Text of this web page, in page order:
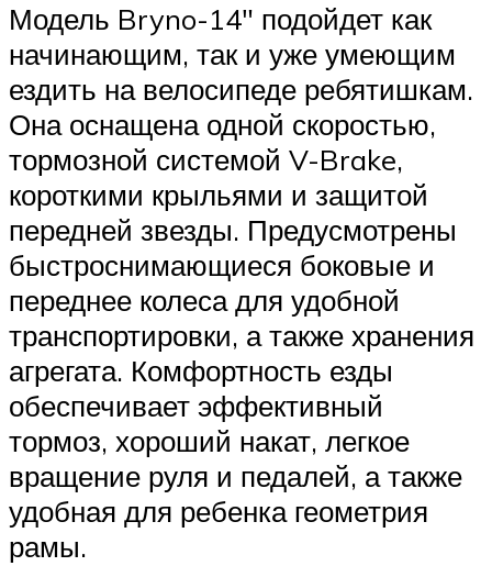
Модель Bryno-14″ подойдет как
начинающим, так и уже умеющим
ездить на велосипеде ребятишкам.
Она оснащена одной скоростью,
тормозной системой V-Brake,
короткими крыльями и защитой
передней звезды. Предусмотрены
быстроснимающиеся боковые и
переднее колеса для удобной
транспортировки, а также хранения
агрегата. Комфортность езды
обеспечивает эффективный
тормоз, хороший накат, легкое
вращение руля и педалей, а также
удобная для ребенка геометрия
рамы.